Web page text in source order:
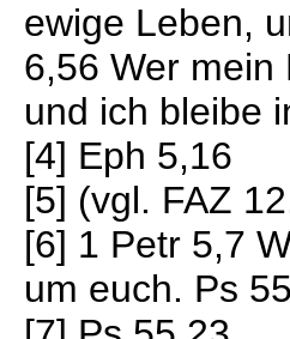
ewige Leben,
6,56 Wer mein
und ich bleibe
[4] Eph 5,16
[5] (vgl. FAZ
[6] 1 Petr 5,7
um euch. Ps